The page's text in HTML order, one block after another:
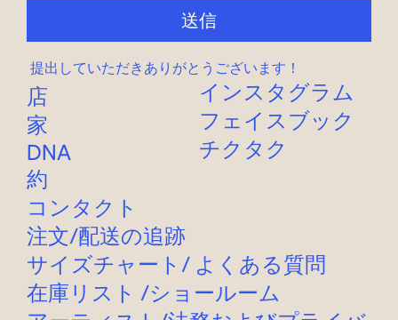
店
家
DNA
約
コンタクト
インスタグラム
フェイスブック
チクタク
送信
提出していただきありがとうございます！
注文/配送の追跡
サイズチャート / よくある質問
在庫リスト /ショールーム